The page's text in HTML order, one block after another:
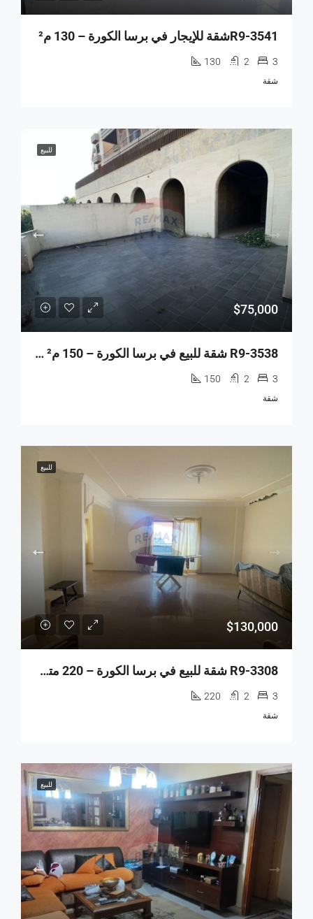
R9-3541شقة للإيجار في برسا الكورة – 130 م²
3
2
130
شقة
للبيع
$75,000
R9-3538 شقة للبيع في برسا الكورة – 150 م² + تراس، الطابق الأرضي
3
2
150
شقة
للبيع
$130,000
R9-3308 شقة للبيع في برسا الكورة – 220 متر مربع
3
2
220
شقة
للبيع